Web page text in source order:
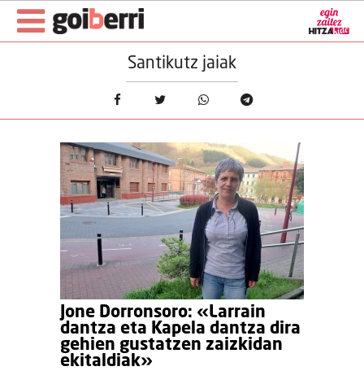
Santikutz jaiak
Jone Dorronsoro: «Larrain
dantza eta Kapela dantza dira
gehien gustatzen zaizkidan
ekitaldiak»